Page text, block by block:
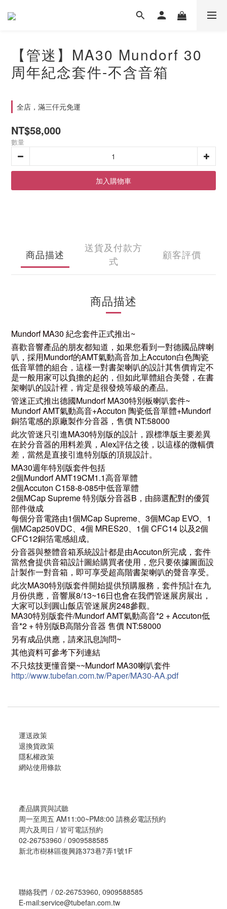
【管迷】MA30 Mundorf 30
周年紀念套件-不含音箱
全店，滿三仟元免運
NT$58,000
數量
加入購物車
商品描述
送貨及付款方
式
顧客評價
商品描述
Mundorf MA30 紀念套件正式推出~
喜歡音響產品的朋友都知道，如果您看到一對德國品牌喇
叭，採用Mundorf的AMT氣動高音加上Accuton白色陶瓷
低音單體的組合，這樣一對書架喇叭的設計其售價肯定不
是一般用家可以負擔的起的，但如此單體組合美聲，在書
架喇叭的設計裡，肯定是很發燒等級的產品。
管迷正式推出德國Mundorf MA30特別板喇叭套件~
Mundorf AMT氣動高音+Accuton 陶瓷低音單體+Mundorf
銅箔電感的原廠製作分音器，售價 NT:58000
此次管迷只引進MA30特別版的設計，跟標準版主要差異
在於分音器的用料差異，Alex評估之後，以這樣的微幅價
差，當然是直接引進特別版的頂規設計。
MA30週年特別版套件包括
2個Mundorf AMT19CM1.1高音單體
2個Accuton C158-8-085中低音單體
2個MCap Supreme 特別版分音器B，由篩選配對的優質
部件做成
每個分音電路由1個MCap Supreme、3個MCap EVO、1
個MCap250VDC、4個 MRES20、1個 CFC14 以及2個
CFC12銅箔電感組成。
分音器與整體音箱系統設計都是由Accuton所完成，套件
當然會提供音箱設計圖給購買者使用，您只要依據圖面設
計製作一對音箱，即可享受超高階書架喇叭的聲音享受。
此次MA30特別版套件開始提供預購服務，套件預計在九
月份供應，音響展8/13~16日也會在我們管迷展房展出，
大家可以到圓山飯店管迷展房248參觀。
MA30特別版套件/Mundorf AMT氣動高音*2 + Accuton低
音*2 + 特別版B高階分音器 售價 NT:58000
另有成品供應，請來訊息詢問~
其他資料可參考下列連結
不只炫技更懂音樂~~Mundorf MA30喇叭套件
http://www.tubefan.com.tw/Paper/MA30-AA.pdf
運送政策
退換貨政策
隱私權政策
網站使用條款
產品購買與試聽
周一至周五 AM11:00~PM8:00 請務必電話預約
周六及周日 / 皆可電話預約
02-26753960 / 0909588585
新北市樹林區復興路373巷7弄1號1F
聯絡我們 / 02-26753960, 0909588585
E-mail:service@tubefan.com.tw